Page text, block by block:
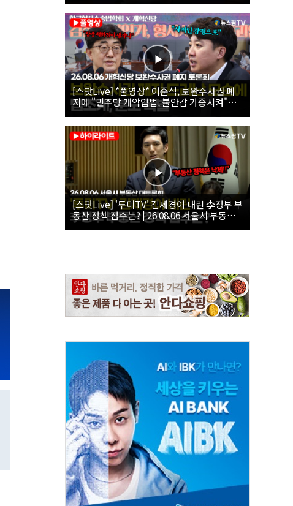
[스팟Live] *풀영상* 이준석, 보완수사권 폐
지에 "민주당 개악입법, 불안감 가중시켜"｜
26.08.06 개혁신당 보완수사권 폐지 토론회
[스팟Live] '투미TV' 김제경이 내린 李정부 부
동산 정책 점수는? | 26.08.06 서울시 부동산
대토론회